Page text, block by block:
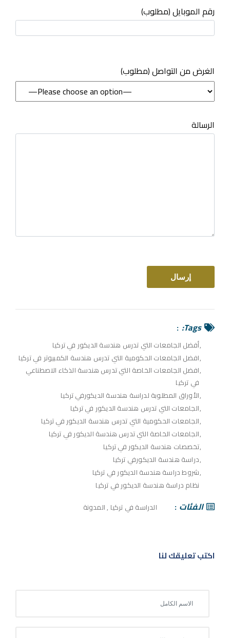
رقم الموبايل (مطلوب)
(مطلوب) الغرض من التواصل
الرسالة
Tags:
أفضل الجامعات التي تدرس هندسة الديكور في تركيا
افضل الجامعات الحكومية التي تدرس هندسة الكمبيوتر في تركيا
افضل الجامعات الخاصة التي تدرس هندسة الذكاء الاصطناعي
في تركيا
الأوراق المطلوبة لدراسة هندسة الديكورفي تركيا
الجامعات التي تدرس هندسة الديكور في تركيا
الجامعات الحكومية التي تدرس هندسة الديكور في تركيا
الجامعات الخاصة التي تدرس هندسة الديكور في تركيا
تخصصات هندسة الديكور في تركيا
دراسة هندسة الديكورفي تركيا
شروط دراسة هندسة الديكور في تركيا
نظام دراسة هندسة الديكور في تركيا
الفئات الدراسة في تركيا ,المدونة
اكتب تعليقك لنا